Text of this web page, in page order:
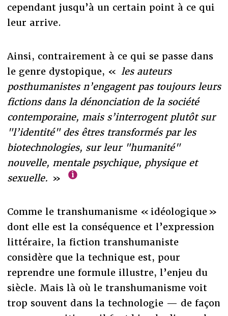
cependant jusqu’à un certain point à ce qui
leur arrive.
Ainsi, contrairement à ce qui se passe dans
le genre dystopique, « les auteurs
posthumanistes n’engagent pas toujours leurs
fictions dans la dénonciation de la société
contemporaine, mais s’interrogent plutôt sur
"l’identité" des êtres transformés par les
biotechnologies, sur leur "humanité"
nouvelle, mentale psychique, physique et
sexuelle. »
Comme le transhumanisme « idéologique »
dont elle est la conséquence et l’expression
littéraire, la fiction transhumaniste
considère que la technique est, pour
reprendre une formule illustre, l’enjeu du
siècle. Mais là où le transhumanisme voit
trop souvent dans la technologie — de façon